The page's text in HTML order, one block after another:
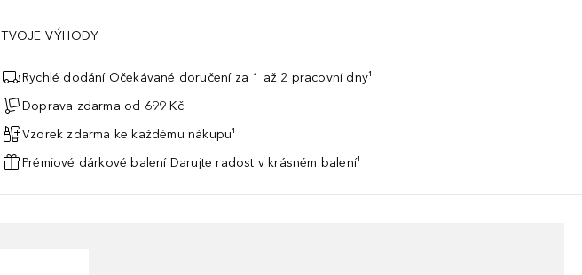
TVOJE VÝHODY
Rychlé dodání Očekávané doručení za 1 až 2 pracovní dny¹
Doprava zdarma od 699 Kč
Vzorek zdarma ke každému nákupu¹
Prémiové dárkové balení Darujte radost v krásném balení¹